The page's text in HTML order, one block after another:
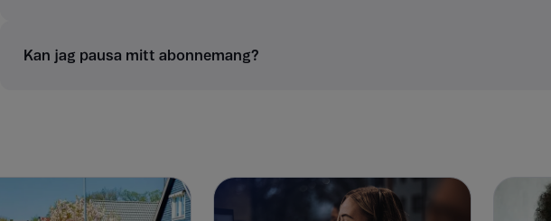
Kan jag pausa mitt abonnemang?